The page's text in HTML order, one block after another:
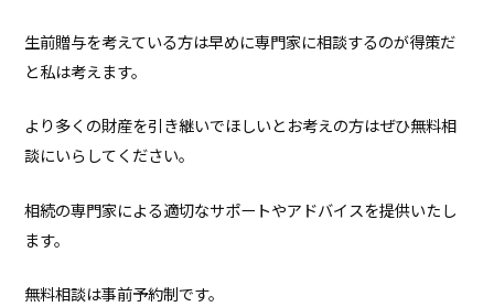
生前贈与を考えている方は早めに専門家に相談するのが得策だ
と私は考えます。
より多くの財産を引き継いでほしいとお考えの方はぜひ無料相
談にいらしてください。
相続の専門家による適切なサポートやアドバイスを提供いたし
ます。
無料相談は事前予約制です。